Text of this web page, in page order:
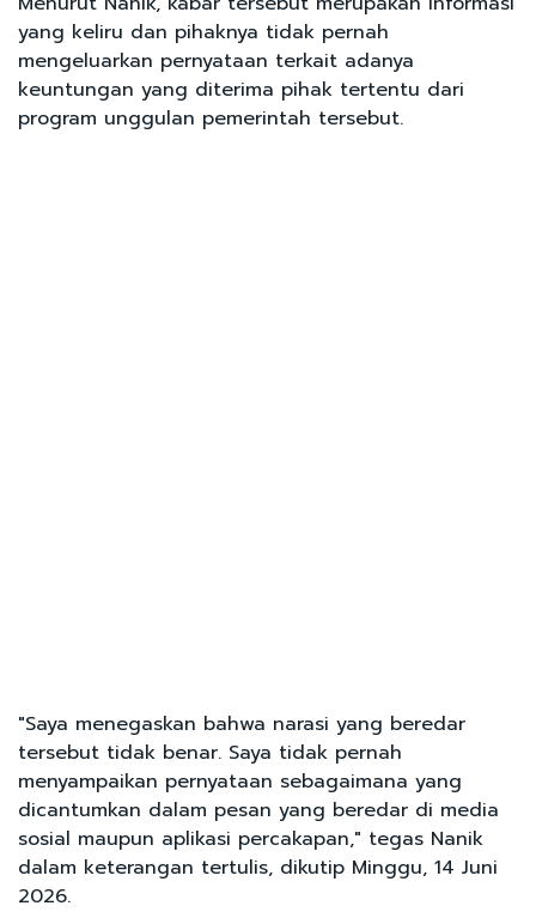
yang keliru dan pihaknya tidak pernah
mengeluarkan pernyataan terkait adanya
keuntungan yang diterima pihak tertentu dari
program unggulan pemerintah tersebut.
"Saya menegaskan bahwa narasi yang beredar
tersebut tidak benar. Saya tidak pernah
menyampaikan pernyataan sebagaimana yang
dicantumkan dalam pesan yang beredar di media
sosial maupun aplikasi percakapan," tegas Nanik
dalam keterangan tertulis, dikutip Minggu, 14 Juni
2026.